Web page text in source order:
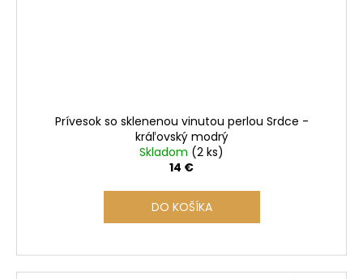
Prívesok so sklenenou vinutou perlou Srdce -
kráľovský modrý
Skladom (2 ks)
14 €
DO KOŠÍKA